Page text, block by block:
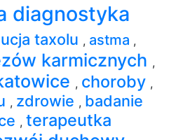
diagnostyka
taxolu , astma ,
karmicznych ,
, choroby ,
, zdrowie , badanie
, terapeutka